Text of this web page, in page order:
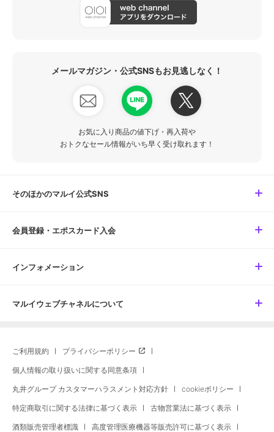
メールマガジン・公式SNSもお見逃しなく！
お気に入り商品の値下げ・再入荷や
おトクなセール情報がいち早く受け取れます！
そのほかのマルイ公式SNS
会員登録・エポスカード入会
インフォメーション
マルイウェブチャネルについて
ご利用規約 プライバシーポリシー
個人情報の取り扱いに関する同意条項
丸井グループ カスタマーハラスメント対応方針 cookieポリシー
特定商取引に関する法律に基づく表示 古物営業法に基づく表示
酒類販売管理者標識 高度管理医療機器等販売許可に基づく表示